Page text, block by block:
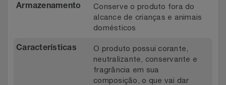
Armazenamento
Conserve o produto fora do
alcance de crianças e animais
domésticos
Características
O produto possui corante,
neutralizante, conservante e
fragrância em sua
composição, o que vai dar